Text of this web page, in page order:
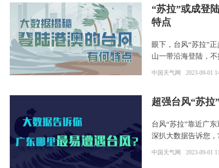
“苏拉”或成登
特点
眼下，台风“苏拉”
山一带沿海登陆，
中国天气网 2023-09-01
超强台风“苏拉
台风“苏拉”靠近广
深扒大数据告诉您
中国天气网 2023-09-01